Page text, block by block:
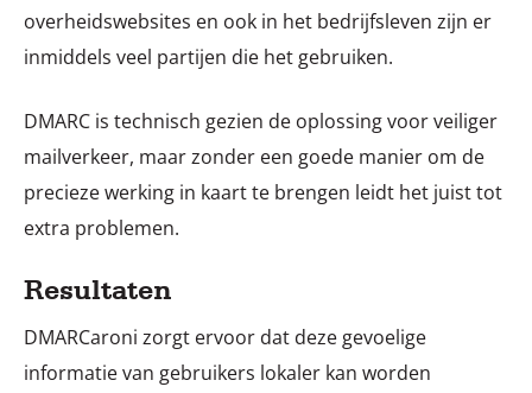
overheidswebsites en ook in het bedrijfsleven zijn er
inmiddels veel partijen die het gebruiken.
DMARC is technisch gezien de oplossing voor veiliger
mailverkeer, maar zonder een goede manier om de
precieze werking in kaart te brengen leidt het juist tot
extra problemen.
Resultaten
DMARCaroni zorgt ervoor dat deze gevoelige
informatie van gebruikers lokaler kan worden